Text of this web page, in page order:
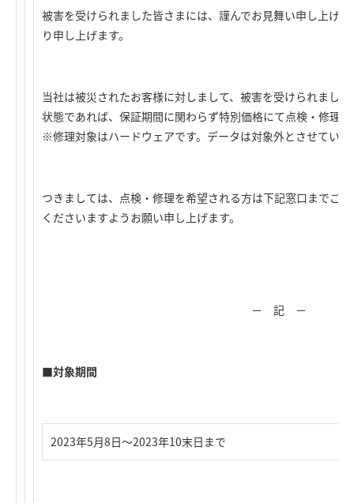
被害を受けられました皆さまには、謹んでお見舞い申し上げ
り申し上げます。
当社は被災されたお客様に対しまして、被害を受けられまし
状態であれば、保証期間に関わらず特別価格にて点検・修理
※修理対象はハードウェアです。データは対象外とさせていた
つきましては、点検・修理を希望される方は下記窓口までご
くださいますようお願い申し上げます。
－ 記 －
■対象期間
2023年5月8日～2023年10末日まで